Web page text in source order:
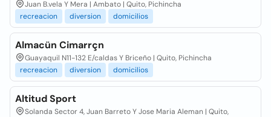
Juan B.vela Y Mera | Ambato | Quito, Pichincha
recreacion
diversion domicilios
Almacün Cimarrçn
Guayaquil N11-132 E/caldas Y Briceño | Quito, Pichincha
recreacion
diversion domicilios
Altitud Sport
Solanda Sector 4, Juan Barreto Y Jose Maria Aleman | Quito,